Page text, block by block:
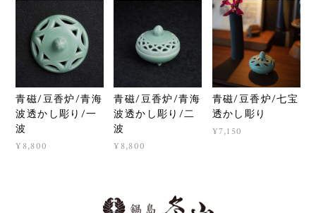
青磁/豆香炉/青海
波透かし彫り/一
波
¥8,800
青磁/豆香炉/青海
波透かし彫り/二
波
¥8,800
青磁/豆香炉/七宝
透かし彫り
¥7,150